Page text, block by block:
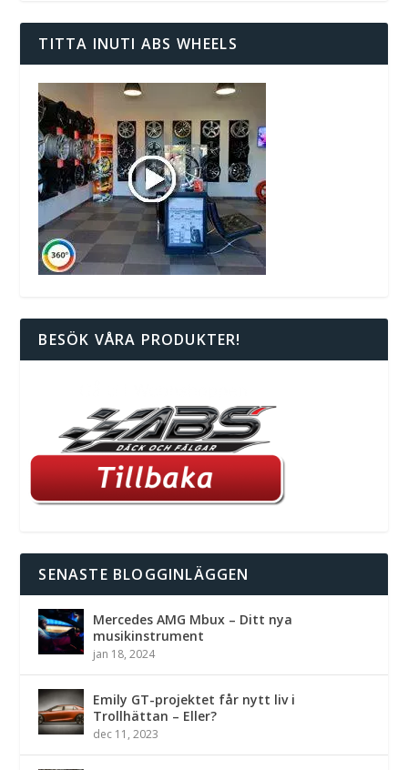
TITTA INUTI ABS WHEELS
BESÖK VÅRA PRODUKTER!
SENASTE BLOGGINLÄGGEN
Mercedes AMG Mbux – Ditt nya
musikinstrument
jan 18, 2024
Emily GT-projektet får nytt liv i
Trollhättan – Eller?
dec 11, 2023